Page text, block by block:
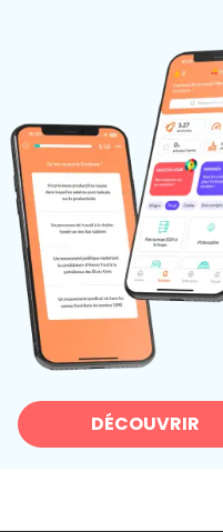
DÉCOUVRIR